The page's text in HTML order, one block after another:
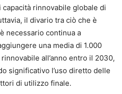
rinnovabile globale di
il divario tra ciò che è
necessario continua a
una media di 1.000
all’anno entro il 2030,
significativo l’uso diretto delle
di utilizzo finale.